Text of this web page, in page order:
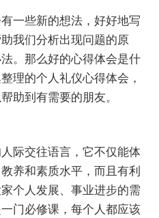
一些新的想法，好好地写
我们分析出现问题的原
。那么好的心得体会是什
理的个人礼仪心得体会，
助到有需要的朋友。
际交往语言，它不仅能体
养和素质水平，而且有利
个人发展、事业进步的需
门必修课，每个人都应该